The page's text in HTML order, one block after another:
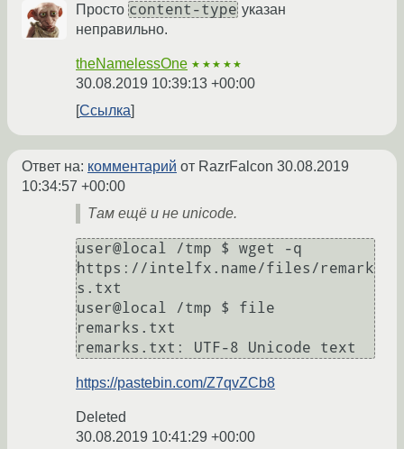
Просто content-type указан
неправильно.
theNamelessOne ★★★★★
30.08.2019 10:39:13 +00:00
Ссылка
Ответ на: комментарий от RazrFalcon 30.08.2019
10:34:57 +00:00
Там ещё и не unicode.
user@local /tmp $ wget -q
https://intelfx.name/files/remark
s.txt
user@local /tmp $ file
remarks.txt
https://pastebin.com/Z7qvZCb8
Deleted
30.08.2019 10:41:29 +00:00